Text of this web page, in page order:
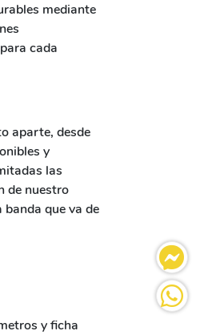
mediante
cada
aparte, desde
y
las
de nuestro
que va de
y ficha